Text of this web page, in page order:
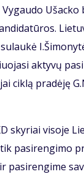
ak­ty­vų
cik­lą pra­dė­ję
sky­riai vi­so­je
pa­si­ren­gi­mo
pa­si­ren­gi­me